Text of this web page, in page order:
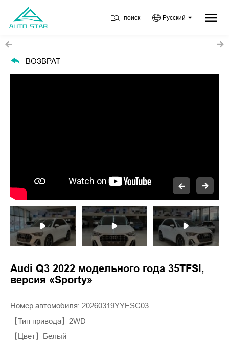
поиск Русский
ВОЗВРАТ
Audi Q3 2022 модельного года 35TFSI,
версия «Sporty»
Номер автомобиля: 20260319YYESC03
【Тип привода】2WD
【Цвет】Белый